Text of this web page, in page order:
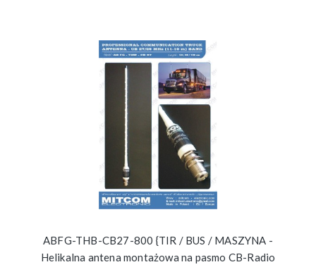
ABFG-THB-CB27-800 {TIR / BUS / MASZYNA -
Helikalna antena montażowa na pasmo CB-Radio